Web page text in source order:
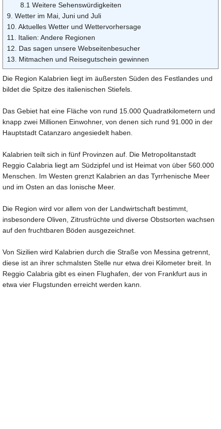
8.1 Weitere Sehenswürdigkeiten
9. Wetter im Mai, Juni und Juli
10. Aktuelles Wetter und Wettervorhersage
11. Italien: Andere Regionen
12. Das sagen unsere Webseitenbesucher
13. Mitmachen und Reisegutschein gewinnen
Die Region Kalabrien liegt im äußersten Süden des Festlandes und
bildet die Spitze des italienischen Stiefels.
Das Gebiet hat eine Fläche von rund 15.000 Quadratkilometern und
knapp zwei Millionen Einwohner, von denen sich rund 91.000 in der
Hauptstadt Catanzaro angesiedelt haben.
Kalabrien teilt sich in fünf Provinzen auf. Die Metropolitanstadt
Reggio Calabria liegt am Südzipfel und ist Heimat von über 560.000
Menschen. Im Westen grenzt Kalabrien an das Tyrrhenische Meer
und im Osten an das Ionische Meer.
Die Region wird vor allem von der Landwirtschaft bestimmt,
insbesondere Oliven, Zitrusfrüchte und diverse Obstsorten wachsen
auf den fruchtbaren Böden ausgezeichnet.
Von Sizilien wird Kalabrien durch die Straße von Messina getrennt,
diese ist an ihrer schmalsten Stelle nur etwa drei Kilometer breit. In
Reggio Calabria gibt es einen Flughafen, der von Frankfurt aus in
etwa vier Flugstunden erreicht werden kann.